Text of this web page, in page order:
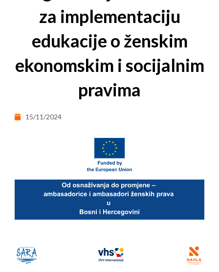
za implementaciju
edukacije o ženskim
ekonomskim i socijalnim
pravima
15/11/2024